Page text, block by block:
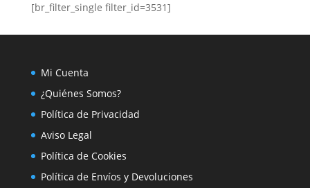
[br_filter_single filter_id=3531]
Mi Cuenta
¿Quiénes Somos?
Política de Privacidad
Aviso Legal
Política de Cookies
Política de Envíos y Devoluciones